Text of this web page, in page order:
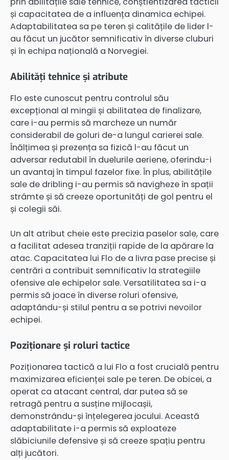
și capacitatea de a influența dinamica echipei.
Adaptabilitatea sa pe teren și calitățile de lider l-
au făcut un jucător semnificativ în diverse cluburi
și în echipa națională a Norvegiei.
Abilități tehnice și atribute
Flo este cunoscut pentru controlul său
excepțional al mingii și abilitatea de finalizare,
care i-au permis să marcheze un număr
considerabil de goluri de-a lungul carierei sale.
Înălțimea și prezența sa fizică l-au făcut un
adversar redutabil în duelurile aeriene, oferindu-i
un avantaj în timpul fazelor fixe. În plus, abilitățile
sale de dribling i-au permis să navigheze în spații
strâmte și să creeze oportunități de gol pentru el
și colegii săi.
Un alt atribut cheie este precizia paselor sale, care
a facilitat adesea tranziții rapide de la apărare la
atac. Capacitatea lui Flo de a livra pase precise și
centrări a contribuit semnificativ la strategiile
ofensive ale echipelor sale. Versatilitatea sa i-a
permis să joace în diverse roluri ofensive,
adaptându-și stilul pentru a se potrivi nevoilor
echipei.
Poziționare și roluri tactice
Poziționarea tactică a lui Flo a fost crucială pentru
maximizarea eficienței sale pe teren. De obicei, a
operat ca atacant central, dar putea să se
retragă pentru a susține mijlocașii,
demonstrându-și înțelegerea jocului. Această
adaptabilitate i-a permis să exploateze
slăbiciunile defensive și să creeze spațiu pentru
alți jucători.